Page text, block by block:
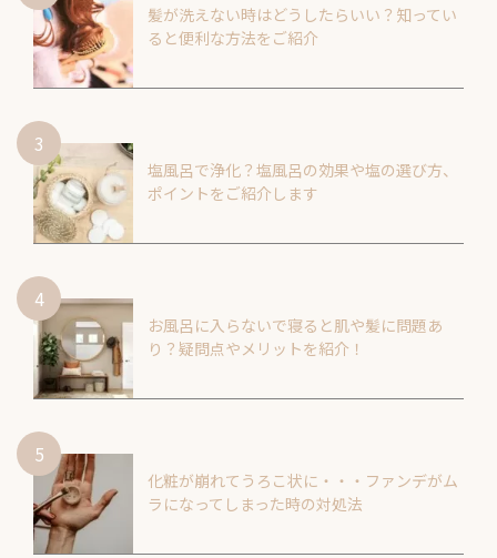
髪が洗えない時はどうしたらいい？知ってい
ると便利な方法をご紹介
塩風呂で浄化？塩風呂の効果や塩の選び方、
ポイントをご紹介します
お風呂に入らないで寝ると肌や髪に問題あ
り？疑問点やメリットを紹介！
化粧が崩れてうろこ状に・・・ファンデがム
ラになってしまった時の対処法